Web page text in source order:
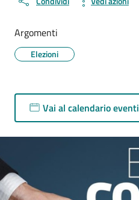
Argomenti
Elezioni
Vai al calendario eventi